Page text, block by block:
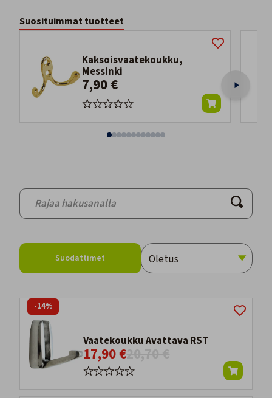
Suosituimmat tuotteet
Kaksoisvaatekoukku,
Messinki
7,90 €
Suodattimet
Vaatekoukku Avattava RST
17,90 €
-14%